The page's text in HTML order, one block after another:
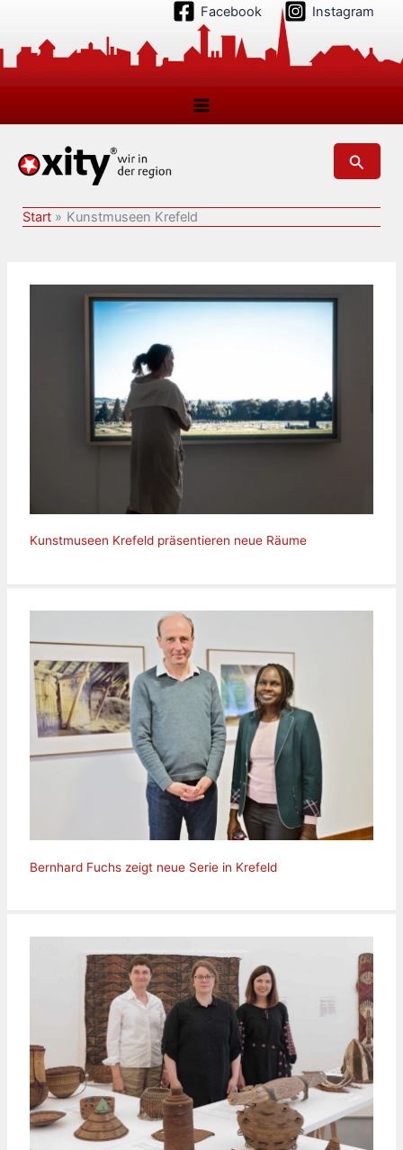
springen
Facebook Instagram
Suchen
Start Kunstmuseen Krefeld
Kunstmuseen Krefeld präsentieren neue Räume
Bernhard Fuchs zeigt neue Serie in Krefeld